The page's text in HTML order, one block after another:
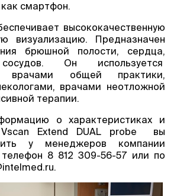
смартфон.
высококачественную
визуализацию. Предназначен
брюшной полости, сердца,
Он используется
врачами общей практики,
врачами неотложной
терапии.
о характеристиках и
Vscan Extend DUAL probe вы
у менеджеров компании
8 812 309-56-57 или по